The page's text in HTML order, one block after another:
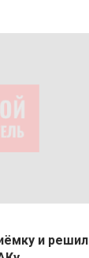
и решил